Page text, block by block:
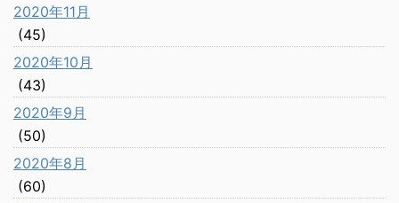
2020年11月
(45)
2020年10月
(43)
2020年9月
(50)
2020年8月
(60)